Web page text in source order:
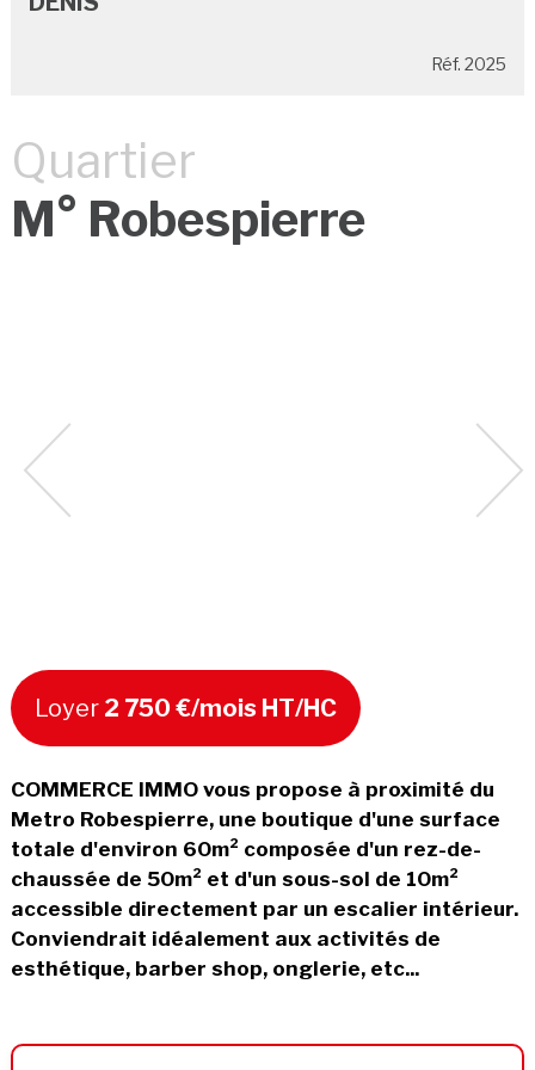
Réf. 2025
Quartier
M° Robespierre
Loyer 2 750 €/mois HT/HC
COMMERCE IMMO vous propose à proximité du
Metro Robespierre, une boutique d'une surface
totale d'environ 60m² composée d'un rez-de-
chaussée de 50m² et d'un sous-sol de 10m²
accessible directement par un escalier intérieur.
Conviendrait idéalement aux activités de
esthétique, barber shop, onglerie, etc...